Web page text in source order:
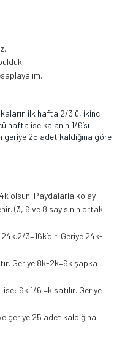
ilk hafta 2/3'ü, ikinci
hafta ise kalanın 1/6’sı
geriye 25 adet kaldığına göre
olsun. Paydalarla kolay
(3, 6 ve 8 sayısının ortak
3=16k’dır. Geriye 24k-
Geriye 8k-2k=6k şapka
6k.1/6 =k satılır. Geriye
geriye 25 adet kaldığına